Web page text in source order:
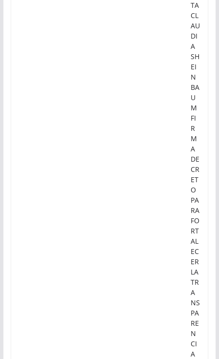
TA
CL
AU
DI
A
SH
EI
N
BA
U
M
FI
R
M
A
DE
CR
ET
O
PA
RA
FO
RT
AL
EC
ER
LA
TR
A
NS
PA
RE
N
CI
A